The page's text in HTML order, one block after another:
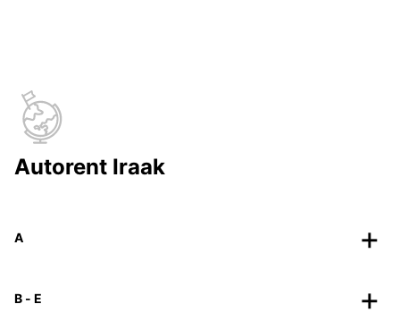
Autorent Iraak
A
B - E